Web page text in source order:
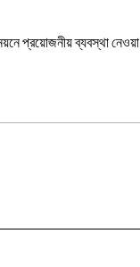
প্রয়োজনীয় ব্যবস্থা